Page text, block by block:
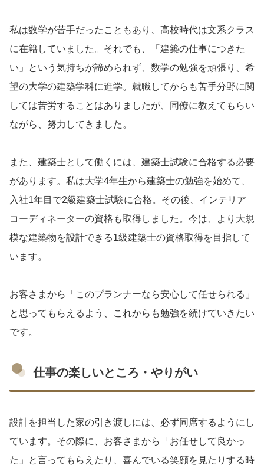
私は数学が苦手だったこともあり、高校時代は文系クラス
に在籍していました。それでも、「建築の仕事につきた
い」という気持ちが諦められず、数学の勉強を頑張り、希
望の大学の建築学科に進学。就職してからも苦手分野に関
しては苦労することはありましたが、同僚に教えてもらい
ながら、努力してきました。
また、建築士として働くには、建築士試験に合格する必要
があります。私は大学4年生から建築士の勉強を始めて、
入社1年目で2級建築士試験に合格。その後、インテリア
コーディネーターの資格も取得しました。今は、より大規
模な建築物を設計できる1級建築士の資格取得を目指して
います。
お客さまから「このプランナーなら安心して任せられる」
と思ってもらえるよう、これからも勉強を続けていきたい
です。
仕事の楽しいところ・やりがい
設計を担当した家の引き渡しには、必ず同席するようにし
ています。その際に、お客さまから「お任せして良かっ
た」と言ってもらえたり、喜んでいる笑顔を見たりする時